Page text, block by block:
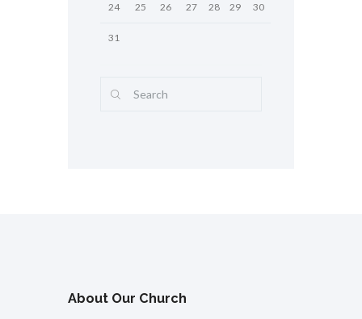
24 25 26 27 28 29 30
31
About Our Church